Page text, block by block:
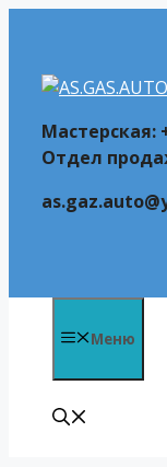
содержимому
Мастерская:
Отдел
Меню